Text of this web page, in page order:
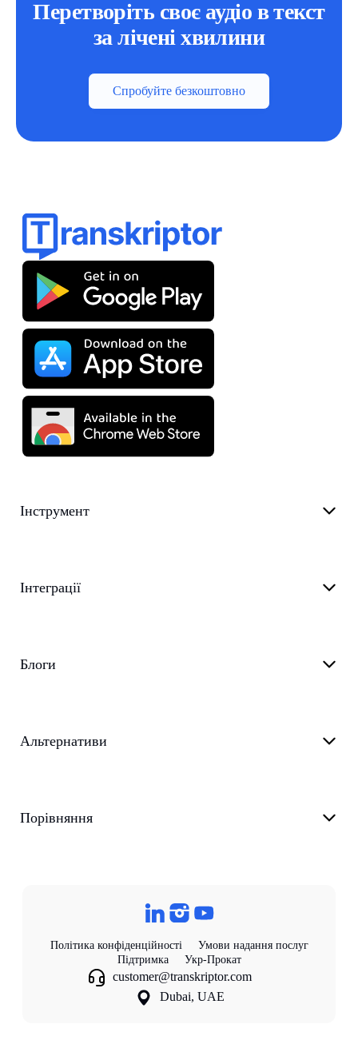
Перетворіть своє аудіо в текст
за лічені хвилини
Спробуйте безкоштовно
Інструмент
Інтеграції
Блоги
Альтернативи
Порівняння
Політика конфіденційності
Умови надання послуг
Підтримка
Укр-Прокат
customer@transkriptor.com
Dubai, UAE